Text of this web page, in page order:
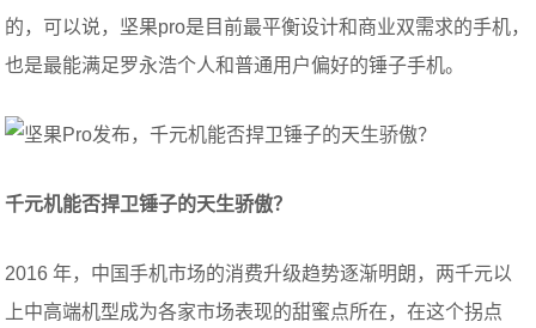
的，可以说，坚果pro是目前最平衡设计和商业双需求的手机，
也是最能满足罗永浩个人和普通用户偏好的锤子手机。
千元机能否捍卫锤子的天生骄傲？
2016 年，中国手机市场的消费升级趋势逐渐明朗，两千元以
上中高端机型成为各家市场表现的甜蜜点所在，在这个拐点